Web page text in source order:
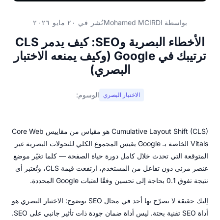
نُشر في ٢٠ مايو ٢٠٢٦ بواسطة Mohamed MCIRDI
الأخطاء البصرية وSEO: كيف يدمر CLS
ترتيبك في Google (وكيف يمنعه الاختبار
البصري)
الوسوم: الاختبار البصري
Cumulative Layout Shift (CLS) هو مقياس من مقاييس Core Web
Vitals الخاصة بـ Google يقيس المجموع الكلي للتحولات البصرية غير
المتوقعة التي تحدث خلال كامل دورة حياة الصفحة — كلما تغيّر موضع
عنصر مرئي دون تفاعل من المستخدم، ارتفعت قيمة CLS، وتُعتبر أي
نتيجة تفوق 0.1 بحاجة إلى تحسين وفقًا لعتبات Google المحددة.
إليك حقيقة لا يصرّح بها أحد في مجال SEO بوضوح: الاختبار البصري هو
أداة SEO تقنية بحتة. ليس أداة ضمان جودة ذات تأثير جانبي على SEO.